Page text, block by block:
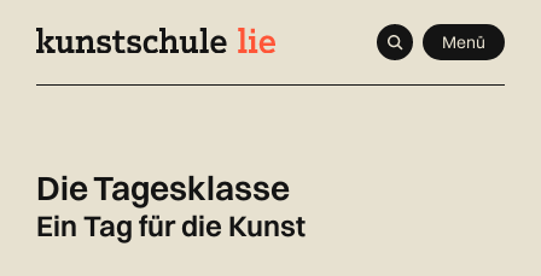
Navigieren
Seitenkontext Menü
Die Tagesklasse
Ein Tag für die Kunst